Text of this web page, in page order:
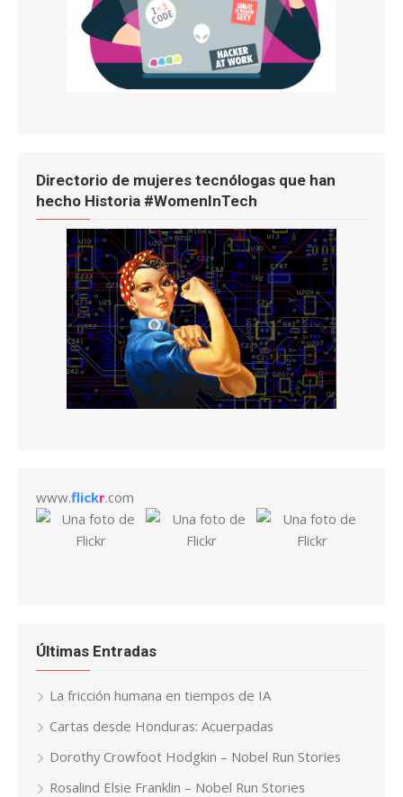
Directorio de mujeres tecnólogas que han
hecho Historia #WomenInTech
www.flickr.com
Últimas Entradas
La fricción humana en tiempos de IA
Cartas desde Honduras: Acuerpadas
Dorothy Crowfoot Hodgkin – Nobel Run Stories
Rosalind Elsie Franklin – Nobel Run Stories